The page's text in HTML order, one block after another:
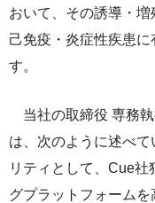
第三者保証
透明性ガイドラ
おいて、その誘導・
己免疫・炎症性疾患
す。
当社の取締役 専務
は、次のように述べ
リティとして、Cue
グプラットフォーム